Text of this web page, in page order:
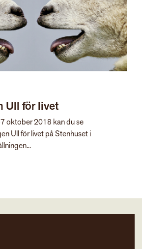
Ull för livet
oktober 2018 kan du se
Ull för livet på Stenhuset i